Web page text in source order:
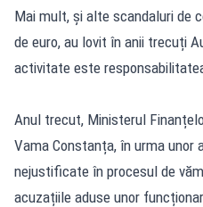
Mai mult, și alte scandaluri de
de euro, au lovit în anii trecuți
activitate este
Anul trecut, Ministerul
Vama Constanța, în urma unor
nejustificate în procesul de
acuzațiile aduse unor